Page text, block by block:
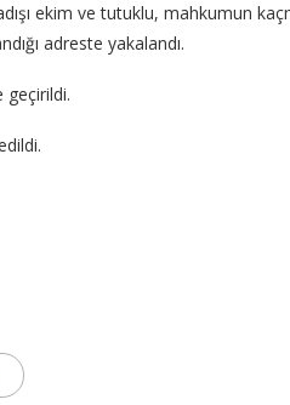
ekim ve tutuklu, mahkumun
adreste yakalandı.
geçirildi.